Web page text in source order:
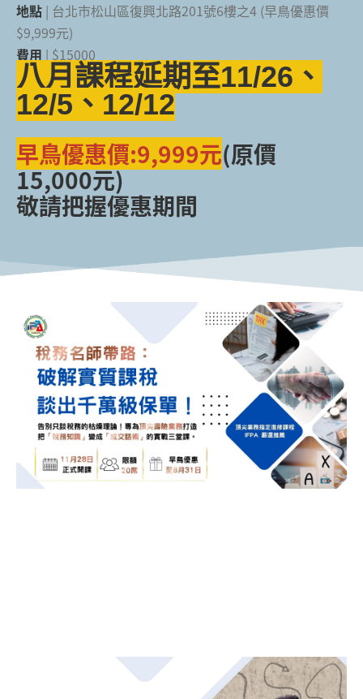
地點 | 台北市松山區復興北路201號6樓之4 (早鳥優惠價
$9,999元)
費用 | $15000
八月課程延期至11/26、
12/5、12/12
早鳥優惠價:9,999元(原價
15,000元)
敬請把握優惠期間